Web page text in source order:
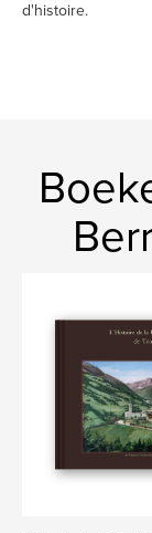
d'histoire.